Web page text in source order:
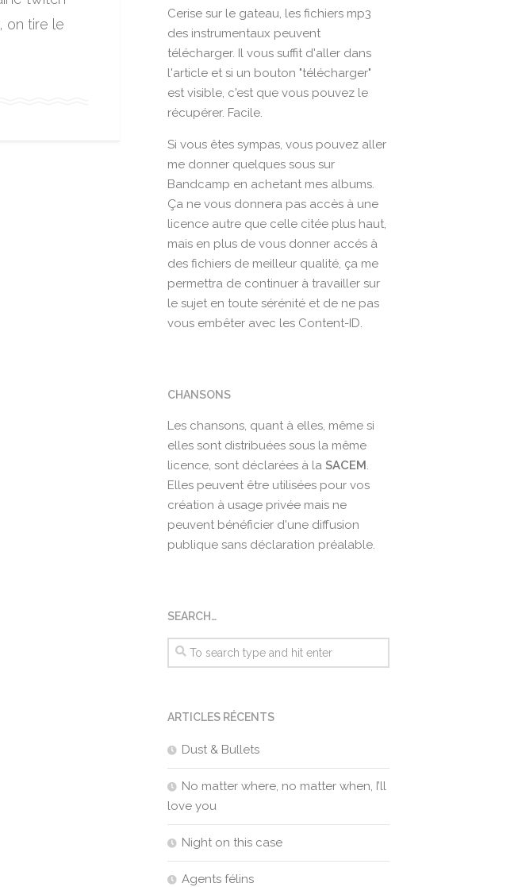
on tire le
Cerise sur le gateau, les fichiers mp3
des instrumentaux peuvent
télécharger. Il vous suffit d'aller dans
l'article et si un bouton "télécharger"
est visible, c'est que vous pouvez le
récupérer. Facile.
Si vous êtes sympas, vous pouvez aller
me donner quelques sous sur
Bandcamp en achetant mes albums.
Ça ne vous donnera pas accès à une
licence autre que celle citée plus haut,
mais en plus de vous donner accés à
des fichiers de meilleur qualité, ça me
permettra de continuer à travailler sur
le sujet en toute sérénité et de ne pas
vous embêter avec les Content-ID.
CHANSONS
Les chansons, quant à elles, même si
elles sont distribuées sous la même
licence, sont déclarées à la SACEM.
Elles peuvent être utilisées pour vos
création à usage privée mais ne
peuvent bénéficier d'une diffusion
publique sans déclaration préalable.
SEARCH…
ARTICLES RÉCENTS
Dust & Bullets
No matter where, no matter when, I’ll
love you
Night on this case
Agents félins